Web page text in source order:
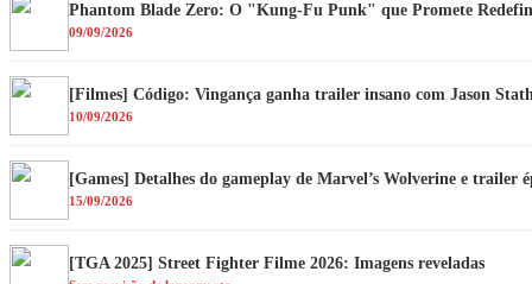
Phantom Blade Zero: O "Kung-Fu Punk" que Promete
09/09/2026
[Filmes] Código: Vingança ganha trailer insano com Jason
10/09/2026
[Games] Detalhes do gameplay de Marvel’s Wolverine e trailer
15/09/2026
[TGA 2025] Street Fighter Filme 2026: Imagens reveladas